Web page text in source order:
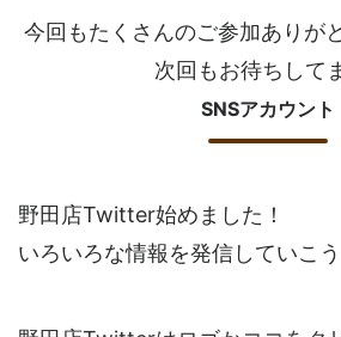
今回もたくさんのご参加ありが
次回もお待ちして
SNSアカウント
野田店Twitter始めました！
いろいろな情報を発信していこ